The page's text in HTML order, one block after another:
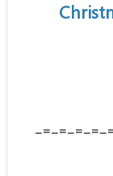
-=-=-=-=-